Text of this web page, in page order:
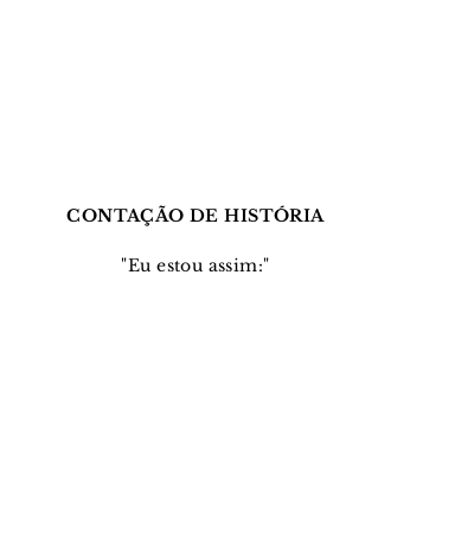
CONTAÇÃO DE HISTÓRIA
"Eu estou assim:"